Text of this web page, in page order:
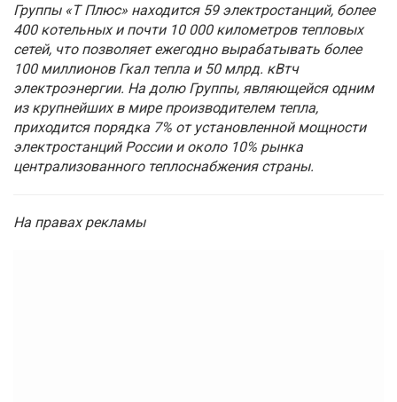
Группы «Т Плюс» находится 59 электростанций, более
400 котельных и почти 10 000 километров тепловых
сетей, что позволяет ежегодно вырабатывать более
100 миллионов Гкал тепла и 50 млрд. кВтч
электроэнергии. На долю Группы, являющейся одним
из крупнейших в мире производителем тепла,
приходится порядка 7% от установленной мощности
электростанций России и около 10% рынка
централизованного теплоснабжения страны.
На правах рекламы